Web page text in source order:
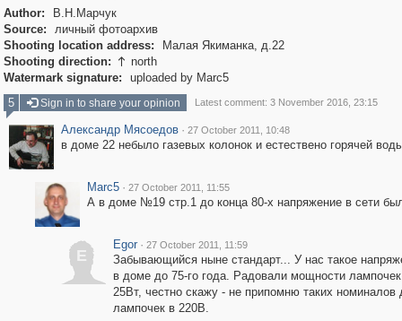
Author:
В.Н.Марчук
Source:
личный фотоархив
Shooting location address:
Малая Якиманка, д.22
Shooting direction:  north
Watermark signature:
uploaded by Marc5
5
Sign in to share your opinion Latest comment: 3 November 2016, 23:15
Александр Мясоедов · 27 October 2011, 10:48
в доме 22 небыло газевых колонок и естествено горячей
Marc5 · 27 October 2011, 11:55
А в доме №19 стр.1 до конца 80-х напряжение в сети
E
Egor · 27 October 2011, 11:59
Забывающийся ныне стандарт... У нас такое
в доме до 75-го года. Радовали мощности
25Вт, честно скажу - не припомню таких номиналов
лампочек в 220В.